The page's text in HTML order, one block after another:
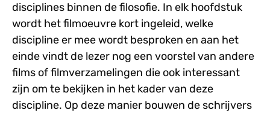
disciplines binnen de filosofie. In elk hoofdstuk
wordt het filmoeuvre kort ingeleid, welke
discipline er mee wordt besproken en aan het
einde vindt de lezer nog een voorstel van andere
films of filmverzamelingen die ook interessant
zijn om te bekijken in het kader van deze
discipline. Op deze manier bouwen de schrijvers